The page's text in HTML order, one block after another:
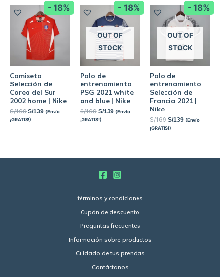
- 18%
Camiseta
Selección de
Corea del Sur
2002 home | Nike
S/169 S/139 (Envío
¡GRATIS!)
- 18%
OUT OF
STOCK
Polo de
entrenamiento
PSG 2021 white
and blue | Nike
S/169 S/139 (Envío
¡GRATIS!)
- 18%
OUT OF
STOCK
Polo de
entrenamiento
Selección de
Francia 2021 |
Nike
S/169 S/139 (Envío
¡GRATIS!)
términos y condiciones
Cupón de descuento
Preguntas frecuentes
Información sobre productos
Cuidado de tus prendas
Contáctanos